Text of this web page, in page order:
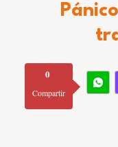
0
Compartir